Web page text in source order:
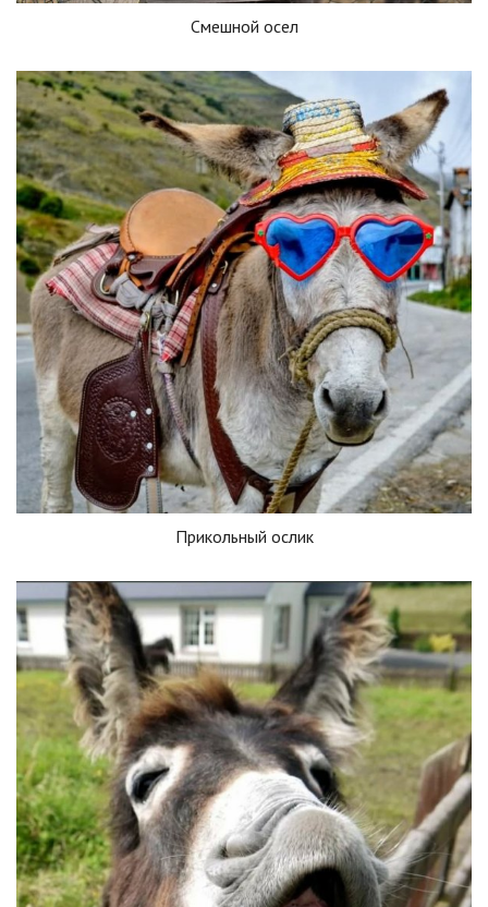
Смешной осел
Прикольный ослик